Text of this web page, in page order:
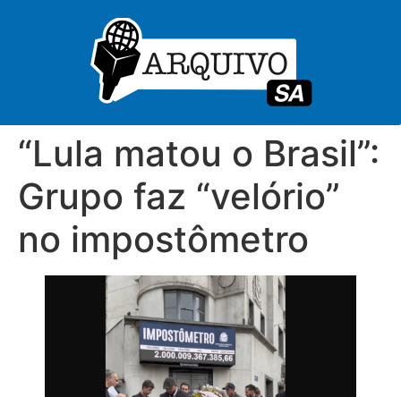
“Lula matou o Brasil”:
Grupo faz “velório”
no impostômetro